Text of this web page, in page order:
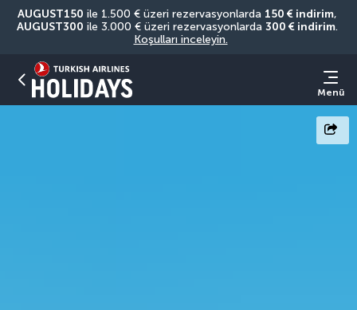
AUGUST150 ile 1.500 € üzeri rezervasyonlarda 150 € indirim
AUGUST300 ile 3.000 € üzeri rezervasyonlarda 300 € indirim
Koşulları inceleyin.
Menü